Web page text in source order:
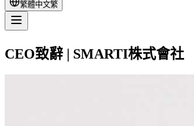
繁體中文繁
CEO致辭 | SMARTI株式會社